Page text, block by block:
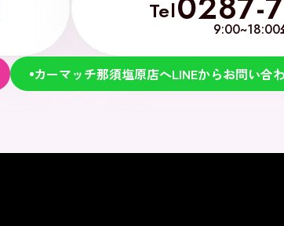
Tel
9:00~18:00
カーマッチ那須塩原店へLINEからお問い合